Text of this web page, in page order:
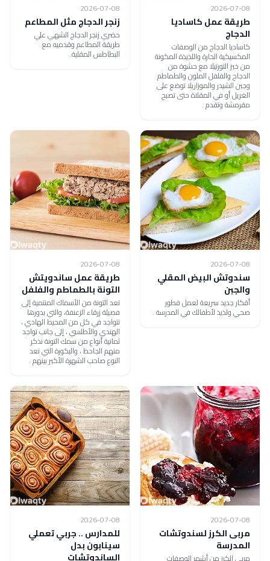
2026-07-08
طريقة عمل كاساديا
الدجاج
كاساديا الدجاج من الوصفات
المكسيكية الحارة واللذيذة المكونة
من خبز التورتيلا مع حشوة من
الدجاج والفلفل الملون والطماطم
وجبن الشيدر والموزاريلا توضع على
الغريل أو في المقلاة حتى تصبح
مقرمشة وتقدم .
2026-07-08
زنجر الدجاج مثل المطاعم
حضري زنجر الدجاج الشهي علي
طريقة المطاعم وقدميه مع
البطاطس المقلية.
2026-07-08
سندوتش البيض المقلي
والجبن
أقكار جديد سريعة لعمل فطور
صحي ولذيذ لأطفالك في المدرسة .
2026-07-08
طريقة عمل ساندويتش
التونة بالطماطم والفلفل
تعد التونة من الأسماك المنتمية إلى
فصيلة زرقاء الزعنفة، والتي بدورها
تتواجد في كل من المحيط الهادي ،
الهندي والأطلسي ، إلى جانب تواجد
ثمانية أنواع من سمك التونة نذكر
منهم الجاحظ ، والبكورة التي تعد
النوع صاحب الشهرة الأكبر بينهم .
2026-07-08
مربى الكرز لسندوتشات
المدرسة
مربى الكرز من أشهر الوصفات
2026-07-08
للمدارس .. جربي تعملي
سينابون بدل
الساندوتشات